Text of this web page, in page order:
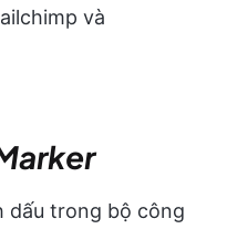
và
dấu trong bộ công